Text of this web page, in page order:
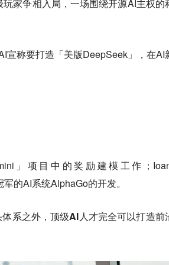
家争相入局，一场围绕开源AI主权的
宣称要打造「美版DeepSeek」，在AI
」项目中的奖励建模工作；
的AI系统AlphaGo的开发。
系之外，顶级AI人才完全可以打造前